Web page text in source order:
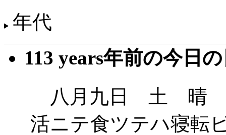
年代
113 years年前の今日
八月九日 土 晴
活ニテ食ツテハ寝転